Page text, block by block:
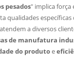
pesados" implica força
qualidades
a diversos
de manufatura
do produtoe